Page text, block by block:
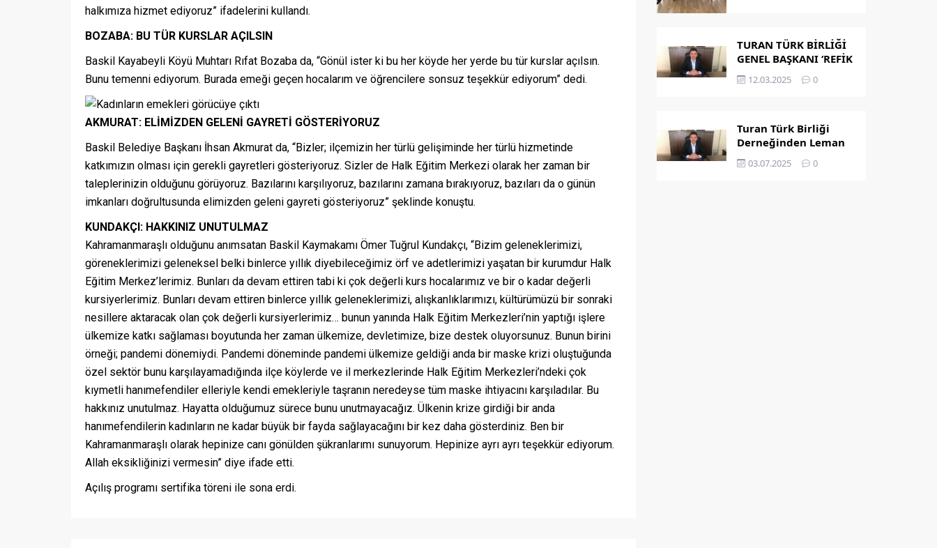
halkımıza hizmet ediyoruz” ifadelerini kullandı.
BOZABA: BU TÜR KURSLAR AÇILSIN
Baskil Kayabeyli Köyü Muhtarı Rıfat Bozaba da, “Gönül ister ki bu her köyde her yerde bu tür kurslar açılsın.
Bunu temenni ediyorum. Burada emeği geçen hocalarım ve öğrencilere sonsuz teşekkür ediyorum” dedi.
AKMURAT: ELİMİZDEN GELENİ GAYRETİ GÖSTERİYORUZ
Baskil Belediye Başkanı İhsan Akmurat da, “Bizler; ilçemizin her türlü gelişiminde her türlü hizmetinde
katkımızın olması için gerekli gayretleri gösteriyoruz. Sizler de Halk Eğitim Merkezi olarak her zaman bir
taleplerinizin olduğunu görüyoruz. Bazılarını karşılıyoruz, bazılarını zamana bırakıyoruz, bazıları da o günün
imkanları doğrultusunda elimizden geleni gayreti gösteriyoruz” şeklinde konuştu.
KUNDAKÇI: HAKKINIZ UNUTULMAZ
Kahramanmaraşlı olduğunu anımsatan Baskil Kaymakamı Ömer Tuğrul Kundakçı, “Bizim geleneklerimizi,
göreneklerimizi geleneksel belki binlerce yıllık diyebileceğimiz örf ve adetlerimizi yaşatan bir kurumdur Halk
Eğitim Merkez’lerimiz. Bunları da devam ettiren tabi ki çok değerli kurs hocalarımız ve bir o kadar değerli
kursiyerlerimiz. Bunları devam ettiren binlerce yıllık geleneklerimizi, alışkanlıklarımızı, kültürümüzü bir sonraki
nesillere aktaracak olan çok değerli kursiyerlerimiz… bunun yanında Halk Eğitim Merkezleri’nin yaptığı işlere
ülkemize katkı sağlaması boyutunda her zaman ülkemize, devletimize, bize destek oluyorsunuz. Bunun birini
örneği; pandemi dönemiydi. Pandemi döneminde pandemi ülkemize geldiği anda bir maske krizi oluştuğunda
özel sektör bunu karşılayamadığında ilçe köylerde ve il merkezlerinde Halk Eğitim Merkezleri’ndeki çok
kıymetli hanımefendiler elleriyle kendi emekleriyle taşranın neredeyse tüm maske ihtiyacını karşıladılar. Bu
hakkınız unutulmaz. Hayatta olduğumuz sürece bunu unutmayacağız. Ülkenin krize girdiği bir anda
hanımefendilerin kadınların ne kadar büyük bir fayda sağlayacağını bir kez daha gösterdiniz. Ben bir
Kahramanmaraşlı olarak hepinize canı gönülden şükranlarımı sunuyorum. Hepinize ayrı ayrı teşekkür ediyorum.
Allah eksikliğinizi vermesin” diye ifade etti.
Açılış programı sertifika töreni ile sona erdi.
TURAN TÜRK BİRLİĞİ
GENEL BAŞKANI ‘REFİK
KAPLAN’ OLDU
12.03.2025 0
Turan Türk Birliği
Derneğinden Leman
Dergisi’nin
Peygamber
03.07.2025 0